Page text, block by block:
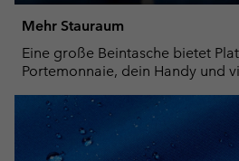
Mehr Stauraum
Eine große Beintasche bietet
Portemonnaie, dein Handy und